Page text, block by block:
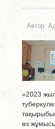
Автор:
«2023
өз